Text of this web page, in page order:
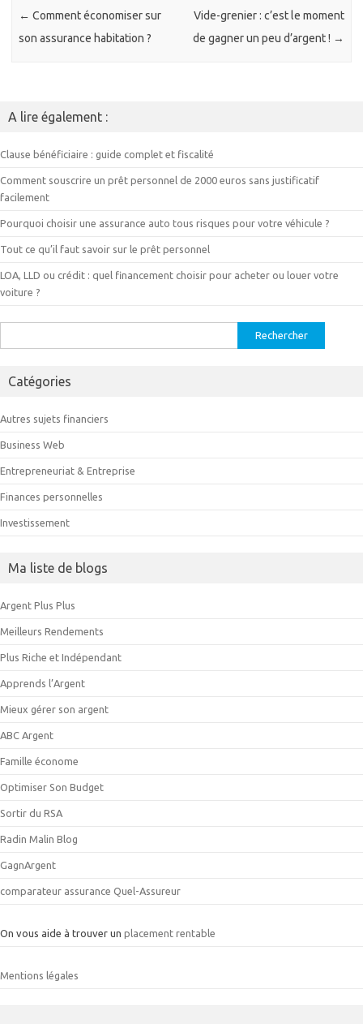
← Comment économiser sur
son assurance habitation ?
Vide-grenier : c’est le moment
de gagner un peu d’argent ! →
A lire également :
Clause bénéficiaire : guide complet et fiscalité
Comment souscrire un prêt personnel de 2000 euros sans justificatif
facilement
Pourquoi choisir une assurance auto tous risques pour votre véhicule ?
Tout ce qu’il faut savoir sur le prêt personnel
LOA, LLD ou crédit : quel financement choisir pour acheter ou louer votre
voiture ?
Catégories
Autres sujets financiers
Business Web
Entrepreneuriat & Entreprise
Finances personnelles
Investissement
Ma liste de blogs
Argent Plus Plus
Meilleurs Rendements
Plus Riche et Indépendant
Apprends l’Argent
Mieux gérer son argent
ABC Argent
Famille économe
Optimiser Son Budget
Sortir du RSA
Radin Malin Blog
GagnArgent
comparateur assurance Quel-Assureur
On vous aide à trouver un placement rentable
Mentions légales